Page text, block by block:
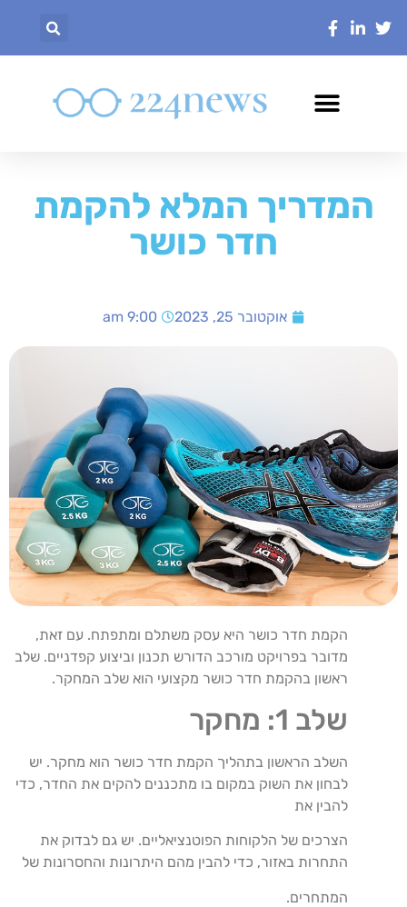
המדריך המלא להקמת
חדר כושר
אוקטובר 25, 2023 9:00 am
הקמת חדר כושר היא עסק משתלם ומתפתח. עם זאת,
מדובר בפרויקט מורכב הדורש תכנון וביצוע קפדניים. שלב
ראשון בהקמת חדר כושר מקצועי הוא שלב המחקר.
שלב 1: מחקר
השלב הראשון בתהליך הקמת חדר כושר הוא מחקר. יש
לבחון את השוק במקום בו מתכננים להקים את החדר, כדי
להבין את
הצרכים של הלקוחות הפוטנציאליים. יש גם לבדוק את
התחרות באזור, כדי להבין מהם היתרונות והחסרונות של
המתחרים.